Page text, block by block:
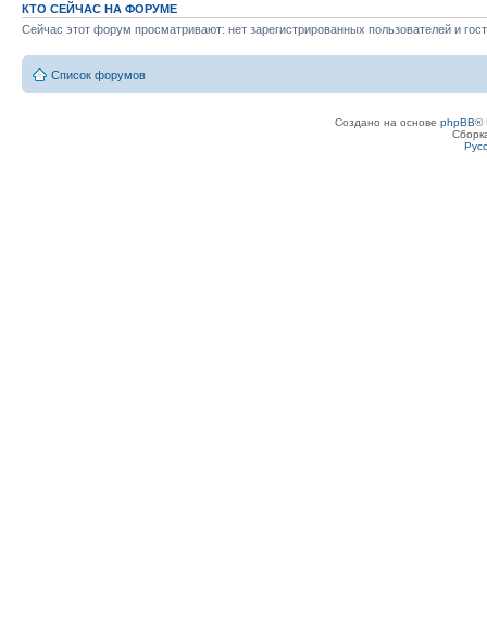
КТО СЕЙЧАС НА ФОРУМЕ
Сейчас этот форум просматривают: нет зарегистрированных пользователей и
Список форумов
Создано на основе phpBB®